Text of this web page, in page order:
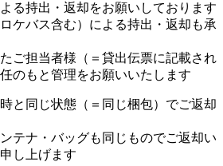
る持出・返却をお願いしております
ケバス含む）による持出・返却も承
ご担当者様（＝貸出伝票に記載され
のもと管理をお願いいたします
と同じ状態（＝同じ梱包）でご返却
テナ・バッグも同じものでご返却い
し上げます